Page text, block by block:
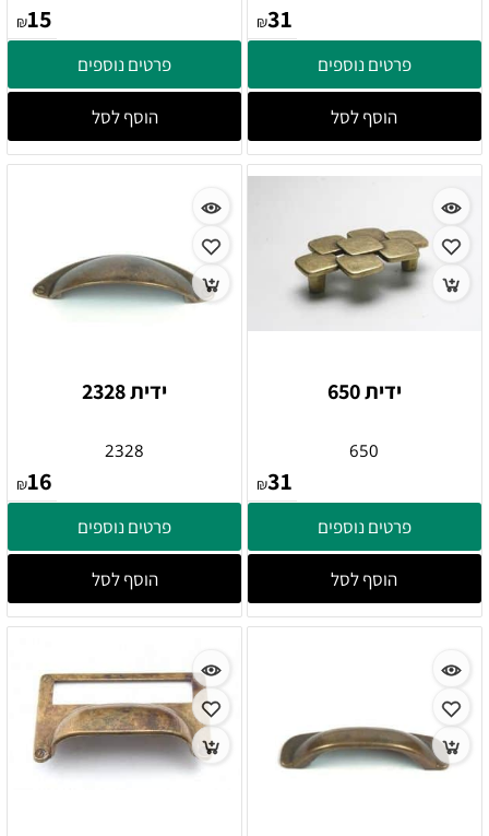
₪31
פרטים נוספים
הוסף לסל
₪15
פרטים נוספים
הוסף לסל
ידית 650
650
₪31
פרטים נוספים
הוסף לסל
ידית 2328
2328
₪16
פרטים נוספים
הוסף לסל